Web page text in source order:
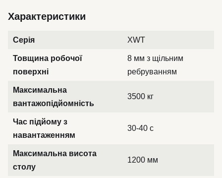
Характеристики
Серія XWT
Товщина робочої
поверхні
8 мм з щільним
ребруванням
Максимальна
вантажопідйомність
3500 кг
Час підйому з
навантаженням
30-40 с
Максимальна висота
столу
1200 мм